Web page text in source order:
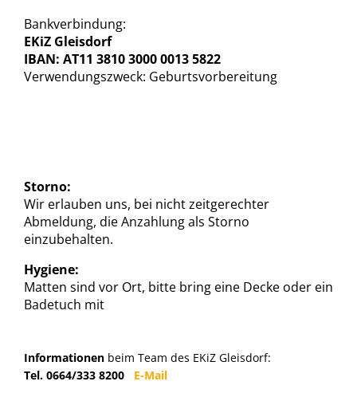
Bankverbindung:
EKiZ Gleisdorf
IBAN: AT11 3810 3000 0013 5822
Verwendungszweck: Geburtsvorbereitung
Storno:
Wir erlauben uns, bei nicht zeitgerechter
Abmeldung, die Anzahlung als Storno
einzubehalten.
Hygiene:
Matten sind vor Ort, bitte bring eine Decke oder ein
Badetuch mit
Informationen beim Team des EKiZ Gleisdorf:
Tel. 0664/333 8200 E-Mail